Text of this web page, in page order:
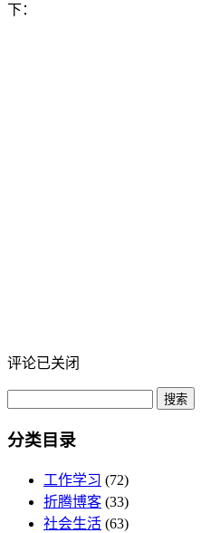
下：
评论已关闭
分类目录
工作学习 (72)
折腾博客 (33)
社会生活 (63)